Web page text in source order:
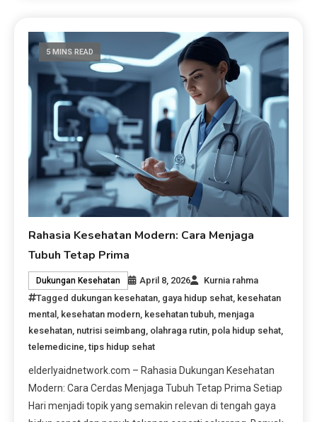
5 MINS READ
Rahasia Kesehatan Modern: Cara Menjaga
Tubuh Tetap Prima
Dukungan Kesehatan April 8, 2026
Kurnia rahma
Tagged dukungan kesehatan gaya hidup sehat kesehatan
mental kesehatan modern kesehatan tubuh menjaga
kesehatan nutrisi seimbang olahraga rutin pola hidup sehat
telemedicine ,tips hidup sehat
elderlyaidnetwork.com – Rahasia Dukungan Kesehatan
Modern: Cara Cerdas Menjaga Tubuh Tetap Prima Setiap
Hari menjadi topik yang semakin relevan di tengah gaya